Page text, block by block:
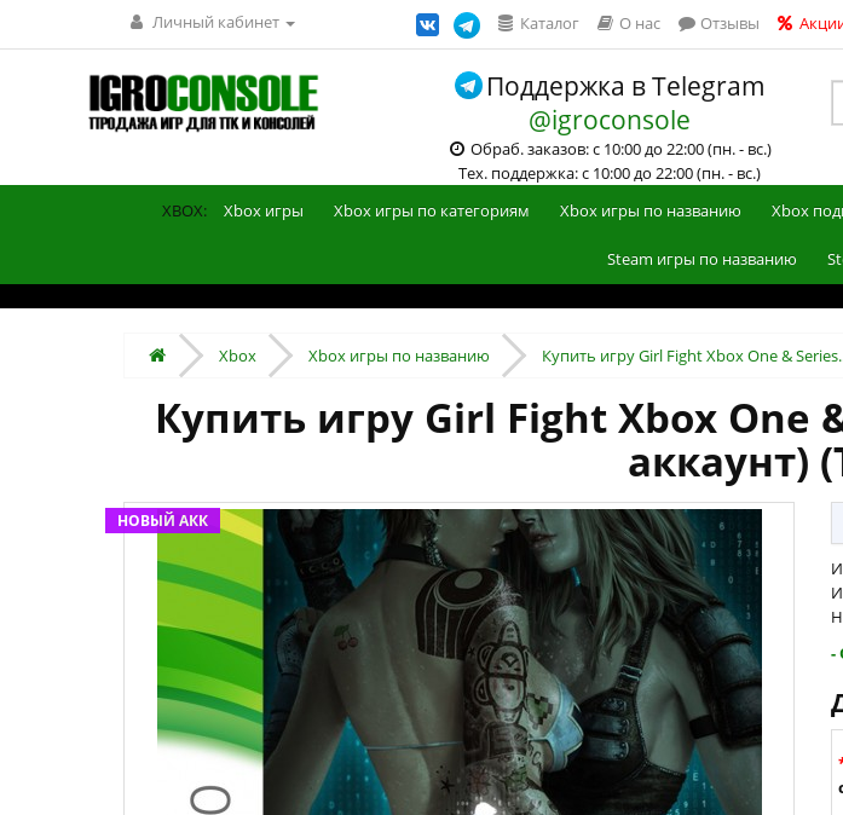
Личный кабинет Каталог О нас Отзывы
Поддержка в Telegram
@igroconsole
Обраб. заказов: с 10:00 до 22:00 (пн. - вс.)
Тех. поддержка: с 10:00 до 22:00 (пн. - вс.)
XBOX: Xbox игры Xbox игры по категориям Xbox игры по названию Xbox
Steam игры по названию
Xbox Xbox игры по названию Купить игру Girl Fight Xbox One &
Купить игру Girl Fight Xbox One
аккаунт)
НОВЫЙ АКК
-